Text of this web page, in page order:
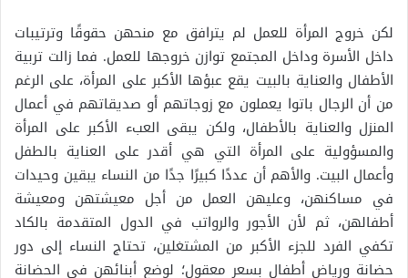
لكن خروج المرأة للعمل لم يترافق مع منحهن حقوقًا وترتيبات
داخل الأسرة وداخل المجتمع توازن خروجها للعمل. فما زالت تربية
الأطفال والعناية بالبيت يقع عبؤها الأكبر على المرأة، على الرغم
من أن الرجال باتوا يعملون مع زوجاتهم أو صديقاتهم في أعمال
المنزل والعناية بالأطفال، ولكن يبقى العبء الأكبر على المرأة
والمسؤولية على المرأة التي هي أقدر على العناية بالطفل
وأعمال البيت. والأهم أن عددًا كبيرًا جدًا من النساء يبقين وحيدات
في مساكنهن، وعليهن العمل من أجل معيشتهن ومعيشة
أطفالهن، ثم لأن الأجور والرواتب في الدول المتقدمة بالكاد
تكفي الفرد للجزء الأكبر من المشتغلين، تحتاج النساء إلى دور
حضانة ورياض أطفال بسعر معقول؛ لوضع أبنائهن في الحضانة